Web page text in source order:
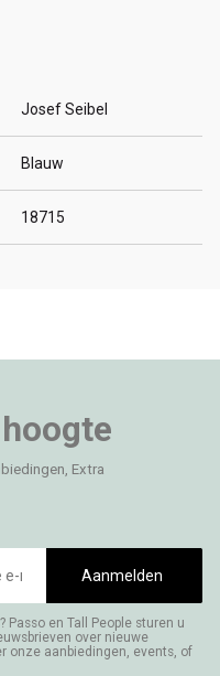
Josef Seibel
Blauw
18715
Extra
Aanmelden
Passo en Tall People sturen u
over nieuwe
onze aanbiedingen, events, of